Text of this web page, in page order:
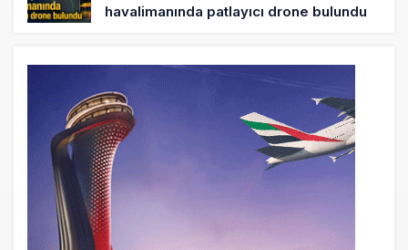
havalimanında patlayıcı drone bulundu
SpaceX Falcon 9’un ikinci kademesi
Ay’a çarptı
4 saat önce
Üniformasız Disiplin: Kabin Ekipleri Nasıl
Yolcu Olur?
19 saat önce